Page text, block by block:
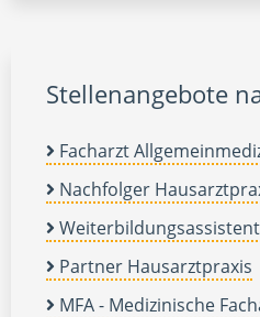
Stellenangebote
Facharzt
Nachfolger
Partner Hausarztpraxis
MFA - Medizinische